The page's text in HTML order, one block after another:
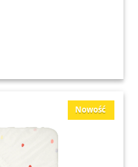
Nowość